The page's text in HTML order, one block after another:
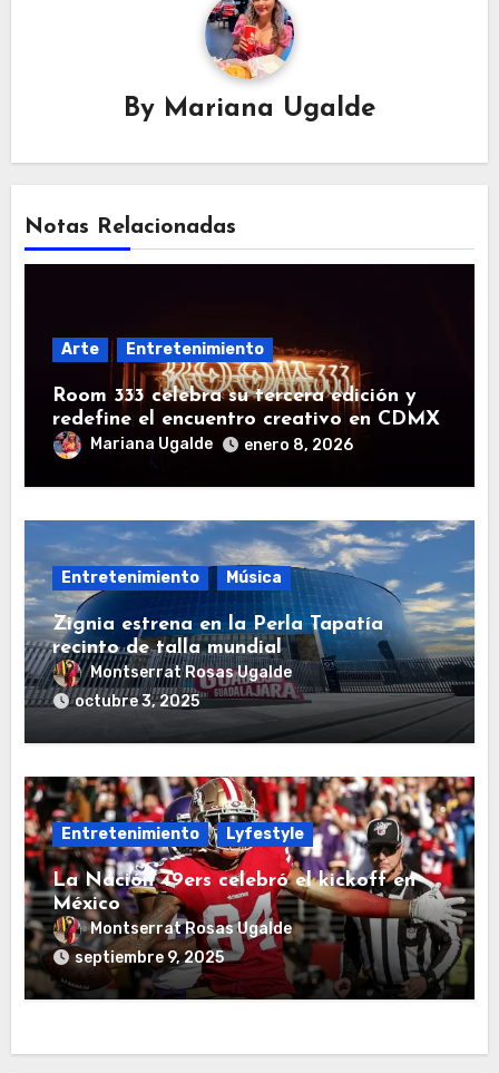
By Mariana Ugalde
Notas Relacionadas
Arte Entretenimiento
Room 333 celebra su tercera edición y
redefine el encuentro creativo en CDMX
Mariana Ugalde enero 8, 2026
Entretenimiento Música
Zignia estrena en la Perla Tapatía
recinto de talla mundial
Montserrat Rosas Ugalde
octubre 3, 2025
Entretenimiento Lyfestyle
La Nación 49ers celebró el kickoff en
México
Montserrat Rosas Ugalde
septiembre 9, 2025